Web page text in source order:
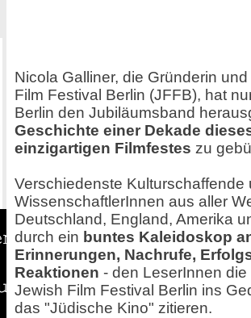
Nicola Galliner, die Gründerin
Film Festival Berlin (JFFB), hat
Berlin den Jubiläumsband
Geschichte einer Dekade
einzigartigen Filmfestes zu
Verschiedenste Kulturschaffende
WissenschaftlerInnen aus aller
Deutschland, England, Amerika
durch ein buntes Kaleidoskop
Erinnerungen, Nachrufe,
Reaktionen - den LeserInnen
Jewish Film Festival Berlin ins
das "Jüdische Kino" zitieren.